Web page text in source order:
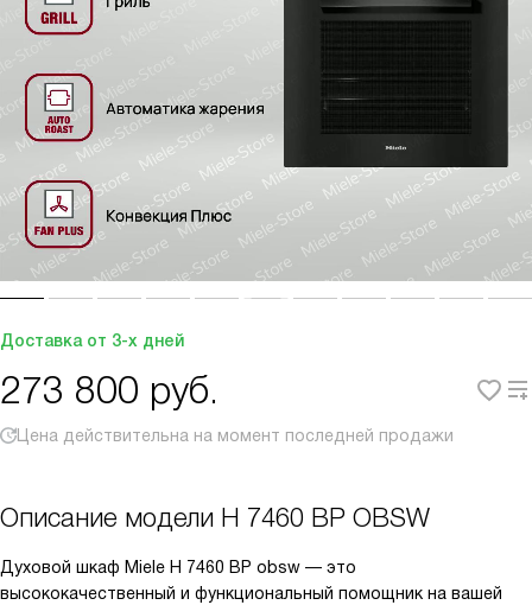
Доставка от 3-х дней
273 800 руб.
Цена действительна на момент последней продажи
Описание модели H 7460 BP OBSW
Духовой шкаф Miele H 7460 BP obsw — это
высококачественный и функциональный помощник на вашей